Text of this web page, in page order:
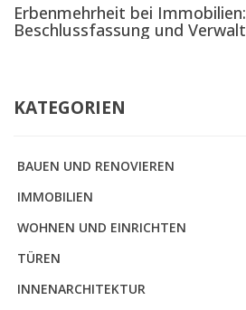
Erbenmehrheit bei
Beschlussfassung und
KATEGORIEN
BAUEN UND RENOVIEREN
IMMOBILIEN
WOHNEN UND EINRICHTEN
TÜREN
INNENARCHITEKTUR